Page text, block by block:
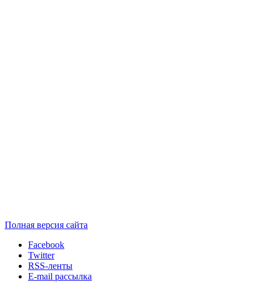
Полная версия сайта
Facebook
Twitter
RSS-ленты
E-mail рассылка